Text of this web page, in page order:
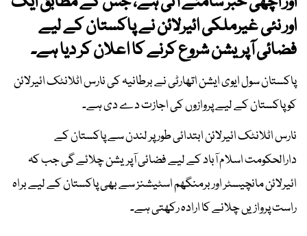
اور نئی غیرملکی ائیرلائن نے پاکستان کے لیے
فضائی آپریشن شروع کرنے کا اعلان کر دیا ہے۔
پاکستان سول ایوی ایشن اتھارٹی نے برطانیہ کی نارس اٹلانٹک ائیرلائن
کو پاکستان کے لیے پروازوں کی اجازت دے دی ہے۔
نارس اٹلانٹک ائیرلائن ابتدائی طور پر لندن سے پاکستان کے
دارالحکومت اسلام آباد کے لیے فضائی آپریشن چلائے گی جب کہ
ائیرلائن مانچیسٹر اور برمنگھم اسٹیشنز سے بھی پاکستان کے لیے براہ
راست پروازیں چلانے کا ارادہ رکھتی ہے۔